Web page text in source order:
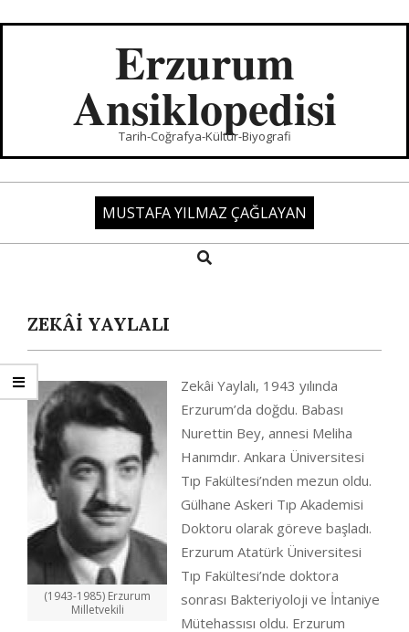
Erzurum
Ansiklopedisi
Tarih-Coğrafya-Kültür-Biyografi
MUSTAFA YILMAZ ÇAĞLAYAN
Search
ZEKÂİ YAYLALI
(1943-1985) Erzurum
Milletvekili
Zekâi Yaylalı, 1943 yılında
Erzurum’da doğdu. Babası
Nurettin Bey, annesi Meliha
Hanımdır. Ankara Üniversitesi
Tıp Fakültesi’nden mezun oldu.
Gülhane Askeri Tıp Akademisi
Doktoru olarak göreve başladı.
Erzurum Atatürk Üniversitesi
Tıp Fakültesi’nde doktora
sonrası Bakteriyoloji ve İntaniye
Mütehassısı oldu. Erzurum